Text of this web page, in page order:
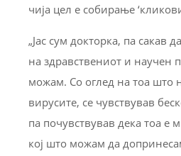
чија цел е собирање
„Јас сум докторка, па сакав
на здравствениот и научен
можам. Со оглед на тоа што
вирусите, се чувствував
па почувствував дека тоа е
кој што можам да